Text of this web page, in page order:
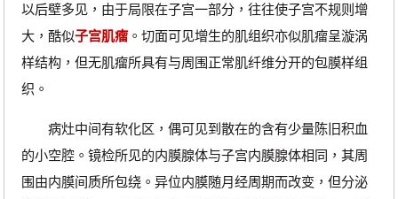
以后壁多见，由于局限在子宫一部分，往往使子宫不规则增
大，酷似子宫肌瘤。切面可见增生的肌组织亦似肌瘤呈漩涡
样结构，但无肌瘤所具有与周围正常肌纤维分开的包膜样组
织。
病灶中间有软化区，偶可见到散在的含有少量陈旧积血
的小空腔。镜检所见的内膜腺体与子宫内膜腺体相同，其周
围由内膜间质所包绕。异位内膜随月经周期而改变，但分泌